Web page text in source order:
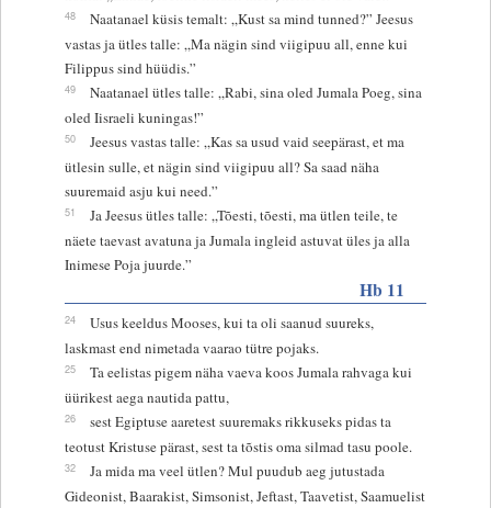
48
Naatanael küsis temalt: „Kust sa mind tunned?” Jeesus
vastas ja ütles talle: „Ma nägin sind viigipuu all, enne kui
Filippus sind hüüdis.”
49
Naatanael ütles talle: „Rabi, sina oled Jumala Poeg, sina
oled Iisraeli kuningas!”
50
Jeesus vastas talle: „Kas sa usud vaid seepärast, et ma
ütlesin sulle, et nägin sind viigipuu all? Sa saad näha
suuremaid asju kui need.”
51
Ja Jeesus ütles talle: „Tõesti, tõesti, ma ütlen teile, te
näete taevast avatuna ja Jumala ingleid astuvat üles ja alla
Inimese Poja juurde.”
Hb 11
24
Usus keeldus Mooses, kui ta oli saanud suureks,
laskmast end nimetada vaarao tütre pojaks.
25
Ta eelistas pigem näha vaeva koos Jumala rahvaga kui
üürikest aega nautida pattu,
26
sest Egiptuse aaretest suuremaks rikkuseks pidas ta
teotust Kristuse pärast, sest ta tõstis oma silmad tasu poole.
32
Ja mida ma veel ütlen? Mul puudub aeg jutustada
Gideonist, Baarakist, Simsonist, Jeftast, Taavetist, Saamuelist